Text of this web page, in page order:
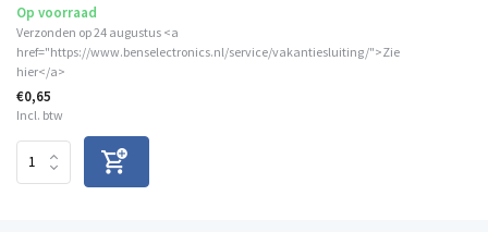
Op voorraad
Verzonden op 24 augustus <a
href="https://www.benselectronics.nl/service/vakantiesluiting/">Zie
hier</a>
€0,65
Incl. btw